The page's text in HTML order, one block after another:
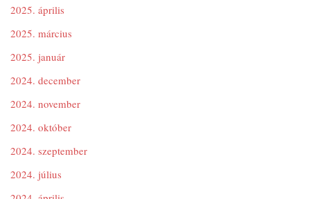
2025. április
2025. március
2025. január
2024. december
2024. november
2024. október
2024. szeptember
2024. július